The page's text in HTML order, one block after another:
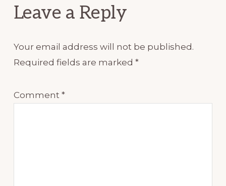
Leave a Reply
Your email address will not be published.
Required fields are marked *
Comment *